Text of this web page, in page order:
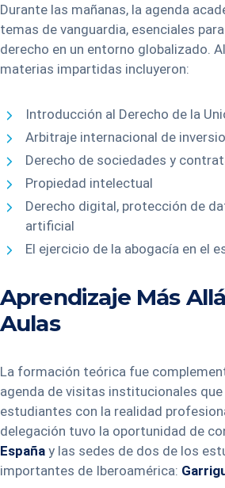
Durante las mañanas, la agenda
temas de vanguardia, esenciales
derecho en un entorno globalizado.
materias impartidas incluyeron:
Introducción al Derecho de la
Arbitraje internacional de
Derecho de sociedades y
Propiedad intelectual
Derecho digital, protección de
artificial
El ejercicio de la abogacía en el
Aprendizaje Más
Aulas
La formación teórica fue
agenda de visitas institucionales
estudiantes con la realidad
delegación tuvo la oportunidad de
España y las sedes de dos de los
importantes de Iberoamérica: